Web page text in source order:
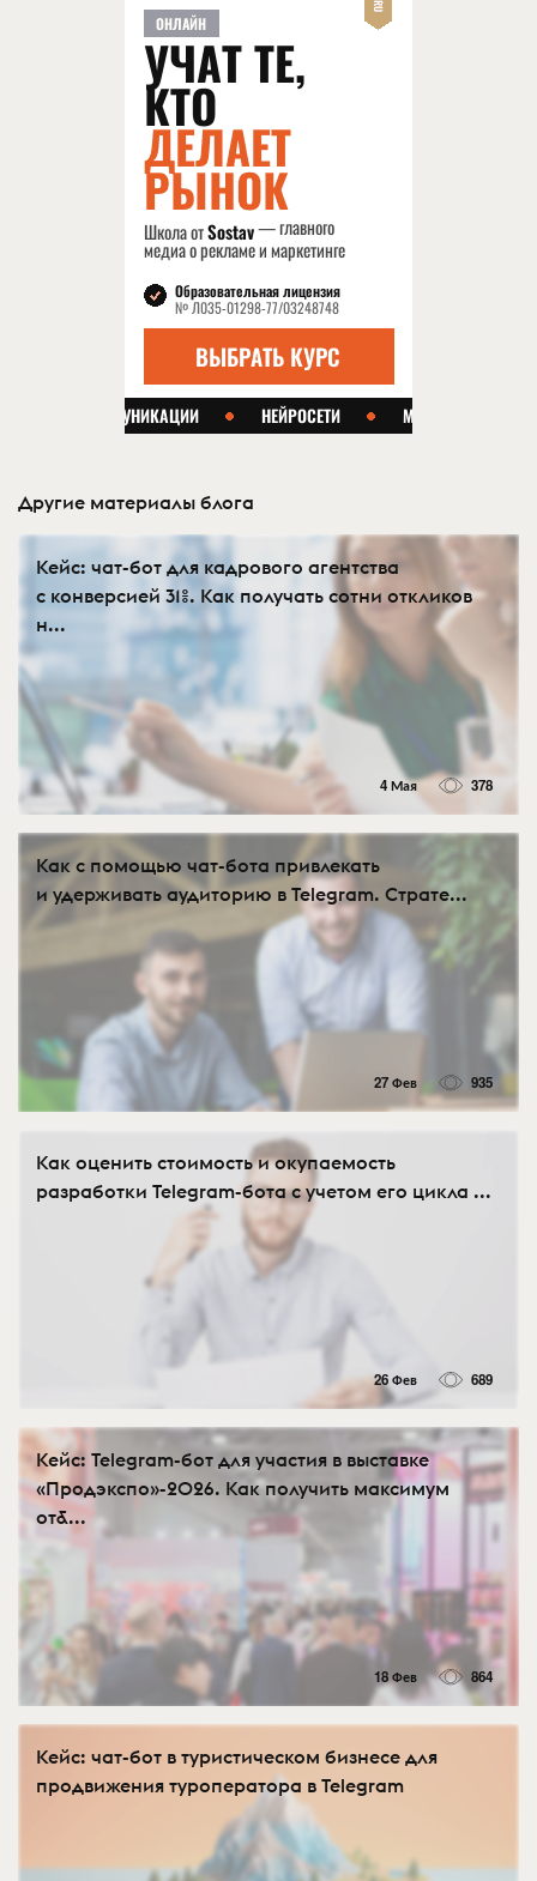
Другие материалы блога
Кейс: чат-бот для кадрового агентства
с конверсией 31%. Как получать сотни откликов
н...
4 Мая 378
Как с помощью чат-бота привлекать
и удерживать аудиторию в Telegram. Страте...
27 Фев 935
Как оценить стоимость и окупаемость
разработки Telegram-бота с учетом его цикла ...
26 Фев 689
Кейс: Telegram-бот для участия в выставке
«Продэкспо»-2026. Как получить максимум
от&...
18 Фев 864
Кейс: чат-бот в туристическом бизнесе для
продвижения туроператора в Telegram